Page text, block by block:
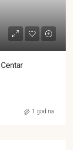
1 godina